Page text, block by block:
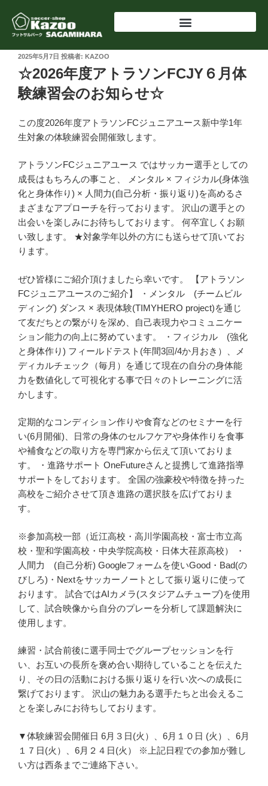
2025年5月7日 投稿者: KAZOO
☆2026年度アトラソンFCJY６月体
験練習会のお知らせ☆
この度2026年度アトラソンFCジュニアユース新中学1年
生対象の体験練習会開催致します。
アトラソンFCジュニアユース ではサッカー選手としての
成長はもちろんの事こと、 メンタル × フィジカル(身体強
化と身体作り) × 人間力(自己分析・振り返り)を高めるさ
まざまなアプローチを行っております。 沢山の選手との
出会いを楽しみにお待ちしております。 何卒宜しくお願
い致します。 ★対象学年以外の方にも送らせて頂いてお
ります。
ぜひ皆様にご紹介頂けましたら幸いです。 【アトラソン
FCジュニアユースのご紹介】 ・メンタル (チームビル
ディング) ダンス × 表現体験(TIMYHERO project)を通じ
て友だちとの繋がりを深め、自己表現力やコミュニケー
ション能力の向上に努めています。 ・フィジカル (強化
と身体作り) フィールドテスト(年間3回/4か月おき）、メ
ディカルチェック（毎月）を通じて現在の自分の身体能
力を数値化して可視化する事で日々のトレーニングに活
かします。
定期的なコンディション作りや食育などのセミナーを行
い(6月開催)、日常の身体のセルフケアや身体作りを食事
や補食などの取り方を専門家から伝えて頂いておりま
す。 ・進路サポート OneFutureさんと提携して進路指導
サポートをしております。 全国の強豪校や特徴を持った
高校をご紹介させて頂き進路の選択肢を広げておりま
す。
※参加高校一部（近江高校・高川学園高校・富士市立高
校・聖和学園高校・中央学院高校・日体大荏原高校） ・
人間力 (自己分析) Googleフォームを使いGood・Bad(の
びしろ)・Nextをサッカーノートとして振り返りに使って
おります。 試合ではAIカメラ(スタジアムチューブ)を使用
して、試合映像から自分のプレーを分析して課題解決に
使用します。
練習・試合前後に選手同士でグループセッションを行
い、お互いの長所を褒め合い期待していることを伝えた
り、その日の活動における振り返りを行い次への成長に
繋げております。 沢山の魅力ある選手たちと出会えるこ
とを楽しみにお待ちしております。
▼体験練習会開催日 6月３日(火）、6月１０日 (火）、6月
１７日(火）、6月２４日(火） ※上記日程での参加が難し
い方は西条までご連絡下さい。